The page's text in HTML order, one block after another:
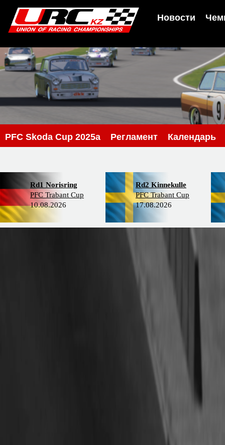
Новости
PFC Skoda Cup 2025a Регламент Календарь
Rd1 Norisring
PFC Trabant Cup
10.08.2026
Rd2 Kinnekulle
PFC Trabant Cup
17.08.2026